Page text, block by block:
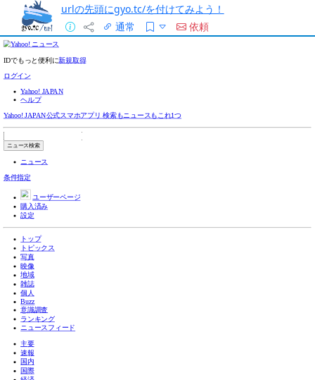
urlの先頭にgyo.tc/を付けてみよう！
通常
依頼